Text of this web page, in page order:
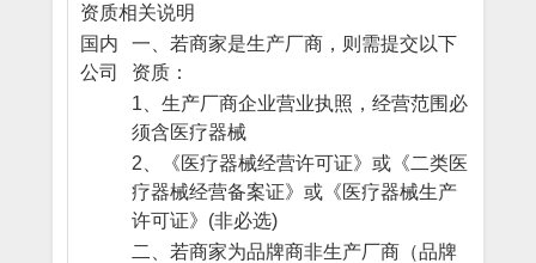
资质相关说明
国内
公司
一、若商家是生产厂商，则需提交以下
资质：
1、生产厂商企业营业执照，经营范围必
须含医疗器械
2、《医疗器械经营许可证》或《二类医
疗器械经营备案证》或《医疗器械生产
许可证》(非必选)
二、若商家为品牌商非生产厂商（品牌